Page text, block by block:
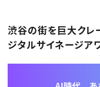
出版
CREATIVE
渋谷の街を巨大クレ
ジタルサイネージア